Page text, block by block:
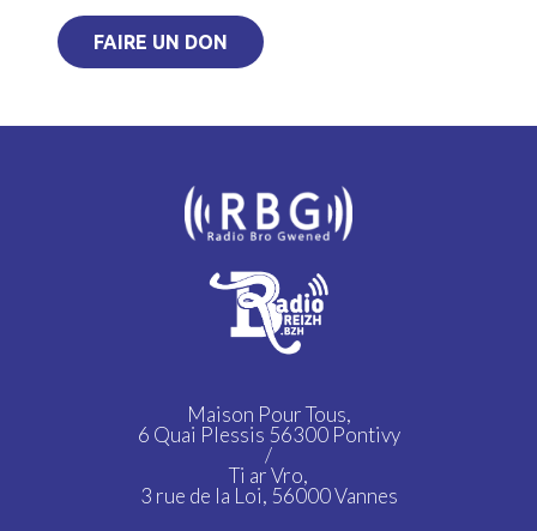
FAIRE UN DON
Maison Pour Tous,
6 Quai Plessis 56300 Pontivy
/
Ti ar Vro,
3 rue de la Loi, 56000 Vannes